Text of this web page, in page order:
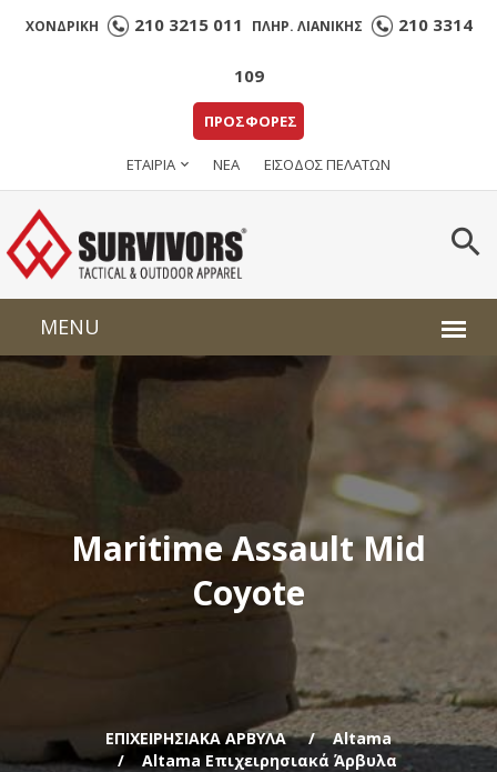
ΧΟΝΔΡΙΚΗ 210 3215 011 ΠΛΗΡ. ΛΙΑΝΙΚΗΣ 210 3314
109
ΠΡΟΣΦΟΡΕΣ
ΕΤΑΙΡΙΑ ΝΕΑ ΕΙΣΟΔΟΣ ΠΕΛΑΤΩΝ
Maritime Assault Mid
Coyote
ΕΠΙΧΕΙΡΗΣΙΑΚΑ ΑΡΒΥΛΑ
Altama
Altama Επιχειρησιακά Άρβυλα